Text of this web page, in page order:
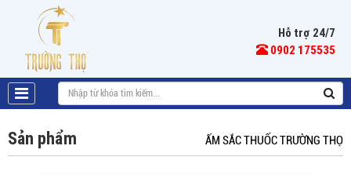
Hỗ trợ 24/7
0902 175535
Sản phẩm ẤM SẮC THUỐC TRƯỜNG THỌ